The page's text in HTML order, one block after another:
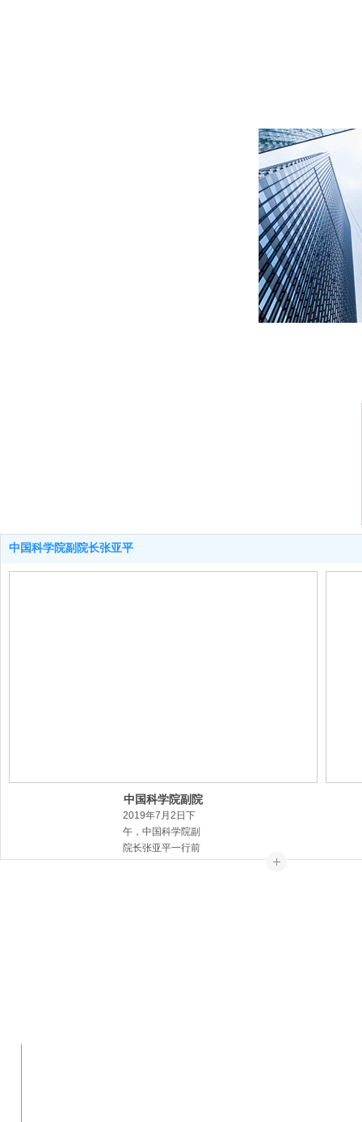
中国科学院副院长张亚平
中国科学院副院
长张亚平
2019年7月2日下
午，中国科学院副
院长张亚平一行前